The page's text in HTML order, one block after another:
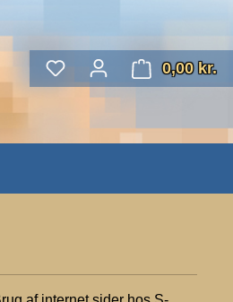
You have 0 wishlist
0,00 kr.